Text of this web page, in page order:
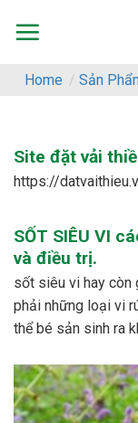
Home / Sản
Site đặt vải
https://
SỐT SIÊU VI
và điều trị.
sốt siêu vi hay còn
phải những loại vi
thể bé sản sinh ra